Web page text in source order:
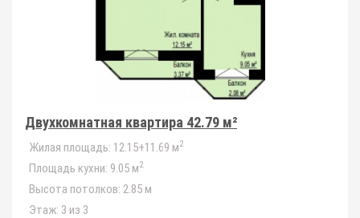
Двухкомнатная квартира 42.79 м²
Жилая площадь: 12.15+11.69 м2
Площадь кухни: 9.05 м2
Высота потолков: 2.85 м
Этаж: 3 из 3